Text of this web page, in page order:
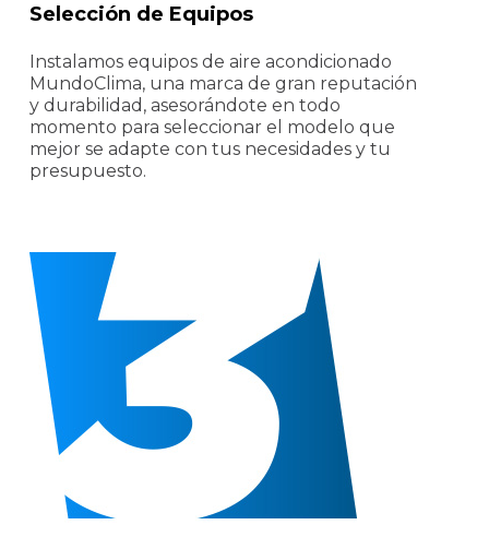
Selección de Equipos
Instalamos equipos de aire acondicionado
MundoClima, una marca de gran reputación
y durabilidad, asesorándote en todo
momento para seleccionar el modelo que
mejor se adapte con tus necesidades y tu
presupuesto.